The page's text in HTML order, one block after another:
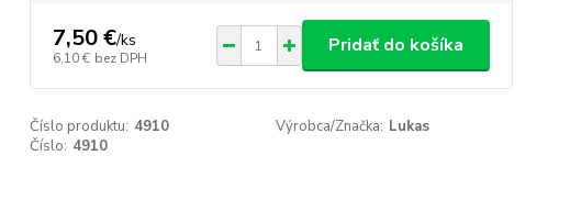
7,50 €/ks
6,10 € bez DPH
Pridať do košíka
Číslo produktu: 4910 Výrobca/Značka: Lukas
Číslo: 4910